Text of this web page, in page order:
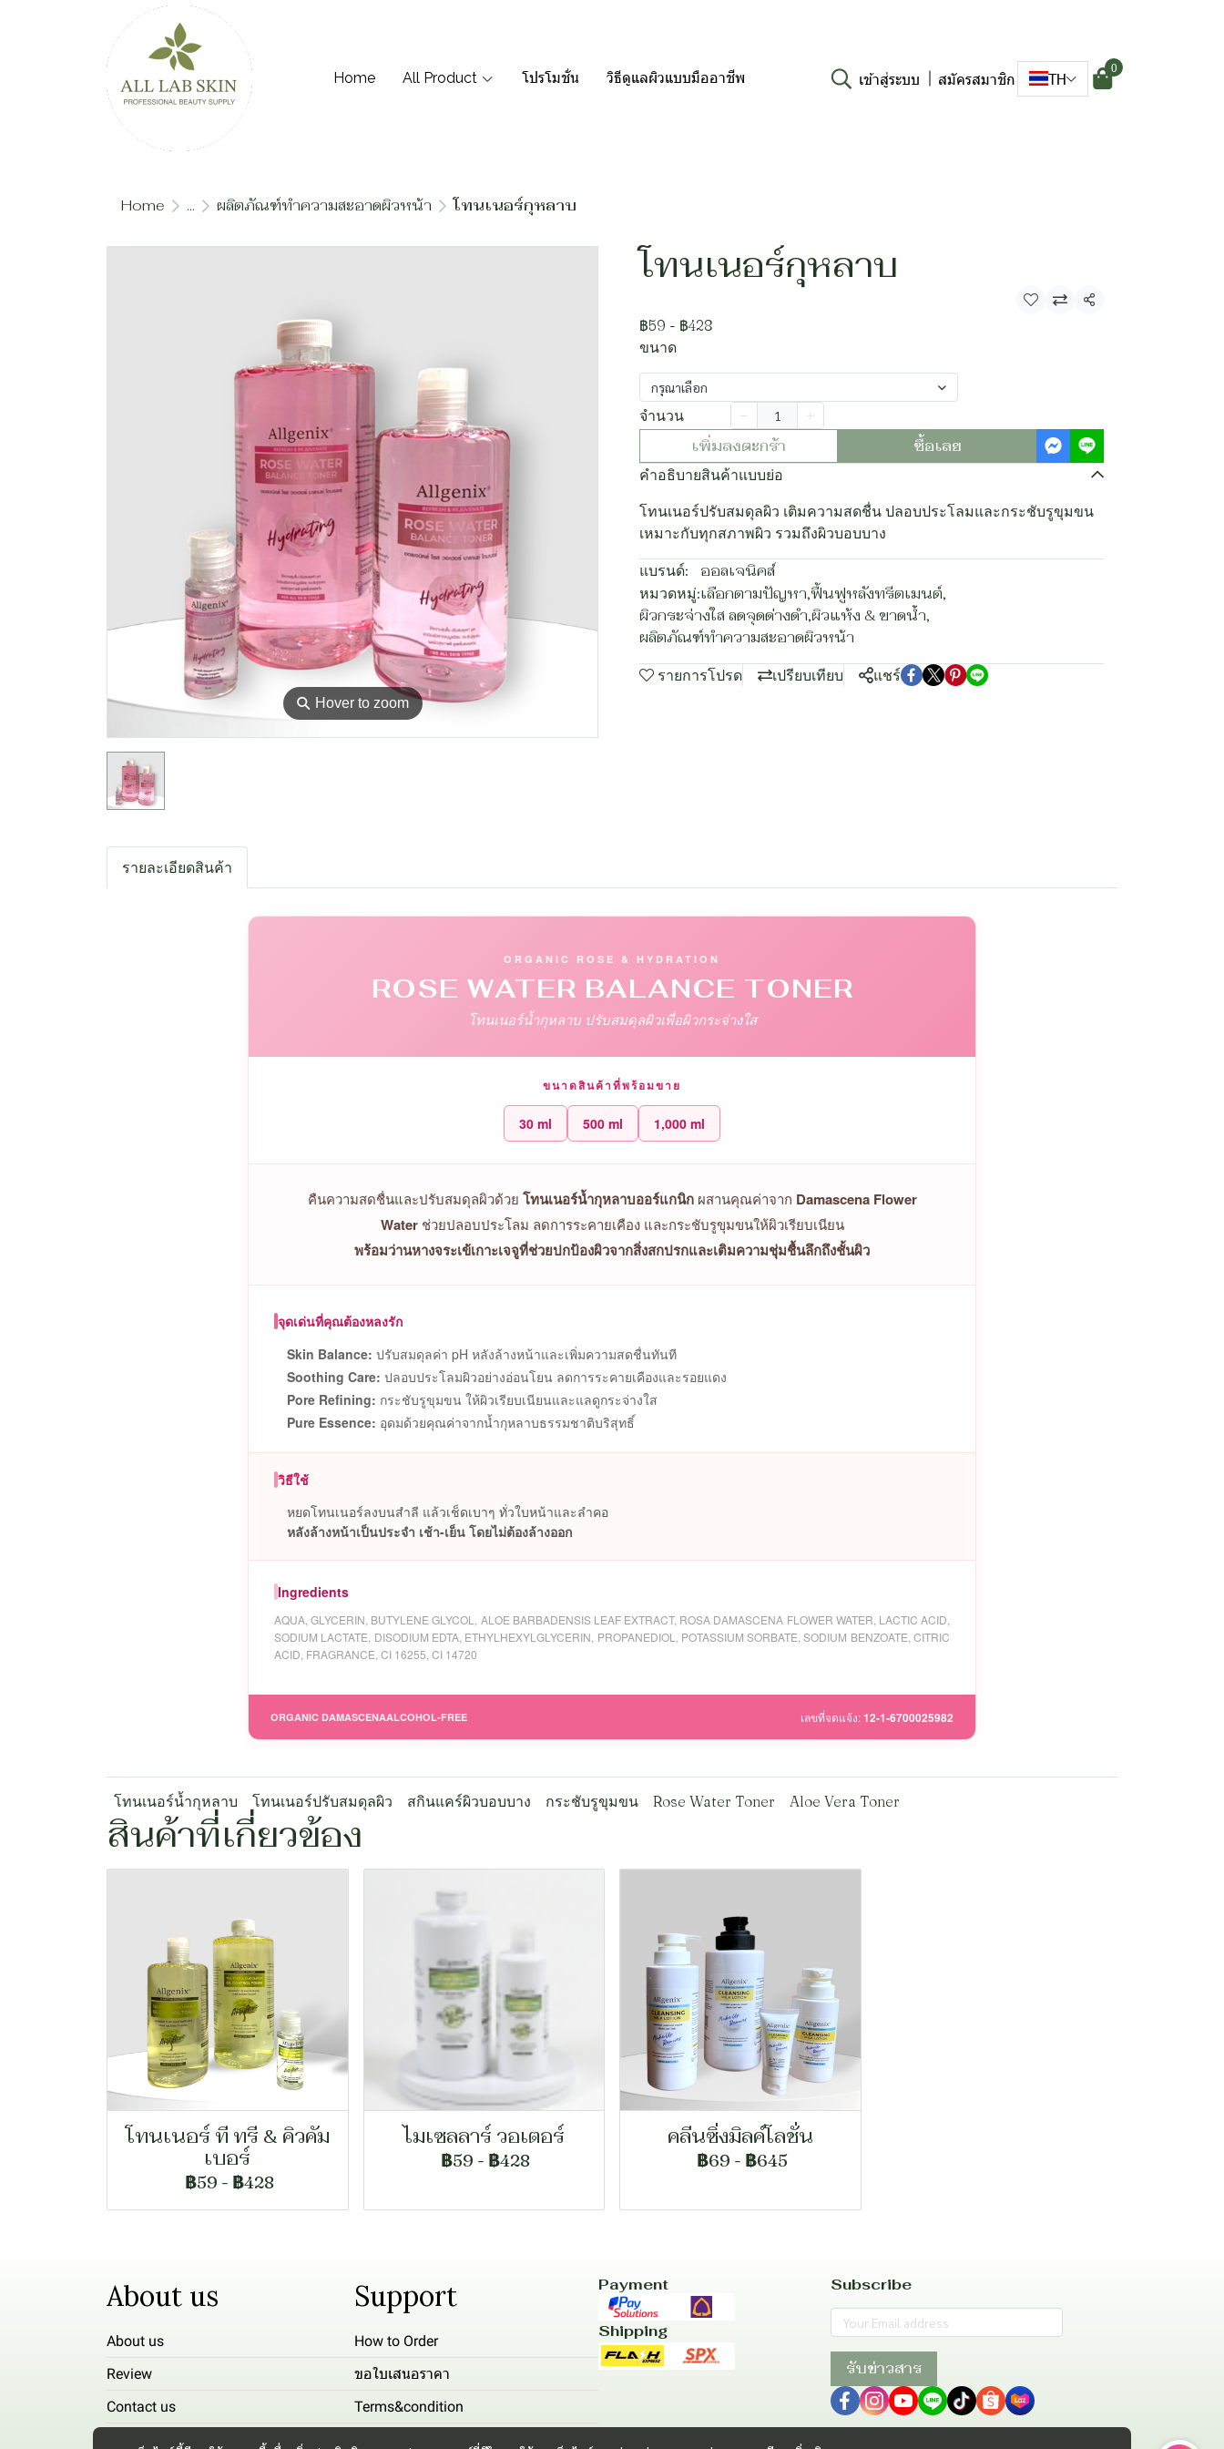
Home All Product โปรโมชั่น วิธีดูแลผิวแบบมืออาชีพ เข้าสู่ระบบ สมัครสมาชิก TH
0
Home ... ผลิตภัณฑ์ทำความสะอาดผิวหน้า โทนเนอร์กุหลาบ
⚲ Hover to zoom
โทนเนอร์กุหลาบ
แชร์
฿59 - ฿428
ขนาด
กรุณาเลือก
จำนวน
เพิ่มลงตะกร้า ซื้อเลย
คำอธิบายสินค้าแบบย่อ
โทนเนอร์ปรับสมดุลผิว เติมความสดชื่น ปลอบประโลมและกระชับรูขุมขน
เหมาะกับทุกสภาพผิว รวมถึงผิวบอบบาง
แบรนด์: ออลเจนิคส์
หมวดหมู่:เลือกตามปัญหา,ฟื้นฟูหลังทรีตเมนต์,
ผิวกระจ่างใส ลดจุดด่างดำ,ผิวแห้ง & ขาดน้ำ,
ผลิตภัณฑ์ทำความสะอาดผิวหน้า
รายการโปรด เปรียบเทียบ แชร์
รายละเอียดสินค้า
ORGANIC ROSE & HYDRATION
ROSE WATER BALANCE TONER
โทนเนอร์น้ำกุหลาบ ปรับสมดุลผิวเพื่อผิวกระจ่างใส
ขนาดสินค้าที่พร้อมขาย
30 ml 500 ml 1,000 ml
คืนความสดชื่นและปรับสมดุลผิวด้วย โทนเนอร์น้ำกุหลาบออร์แกนิกผสานคุณค่าจาก Damascena Flower
Water ช่วยปลอบประโลม ลดการระคายเคือง และกระชับรูขุมขนให้ผิวเรียบเนียน
พร้อมว่านหางจระเข้เกาะเจจูที่ช่วยปกป้องผิวจากสิ่งสกปรกและเติมความชุ่มชื้นลึกถึงชั้นผิว
จุดเด่นที่คุณต้องหลงรัก
Skin Balance: ปรับสมดุลค่า pH หลังล้างหน้าและเพิ่มความสดชื่นทันที
Soothing Care: ปลอบประโลมผิวอย่างอ่อนโยน ลดการระคายเคืองและรอยแดง
Pore Refining: กระชับรูขุมขน ให้ผิวเรียบเนียนและแลดูกระจ่างใส
Pure Essence: อุดมด้วยคุณค่าจากน้ำกุหลาบธรรมชาติบริสุทธิ์
วิธีใช้
หยดโทนเนอร์ลงบนสำลี แล้วเช็ดเบาๆ ทั่วใบหน้าและลำคอ
หลังล้างหน้าเป็นประจำ เช้า-เย็น โดยไม่ต้องล้างออก
Ingredients
AQUA, GLYCERIN, BUTYLENE GLYCOL, ALOE BARBADENSIS LEAF EXTRACT, ROSA DAMASCENA FLOWER WATER, LACTIC ACID,
SODIUM LACTATE, DISODIUM EDTA, ETHYLHEXYLGLYCERIN, PROPANEDIOL, POTASSIUM SORBATE, SODIUM BENZOATE, CITRIC
ACID, FRAGRANCE, CI 16255, CI 14720
ORGANIC DAMASCENAALCOHOL-FREE เลขที่จดแจ้ง:12-1-6700025982
โทนเนอร์น้ำกุหลาบ โทนเนอร์ปรับสมดุลผิว สกินแคร์ผิวบอบบาง กระชับรูขุมขน Rose Water Toner Aloe Vera Toner
สินค้าที่เกี่ยวข้อง
โทนเนอร์ ที ทรี & คิวคัม
เบอร์
฿59 - ฿428
ไมเซลลาร์ วอเตอร์
฿59 - ฿428
คลีนซิ่งมิลค์โลชั่น
฿69 - ฿645
About us
About us
Review
Contact us
Support
How to Order
ขอใบเสนอราคา
Terms&condition
Payment
Shipping
Subscribe
รับข่าวสาร